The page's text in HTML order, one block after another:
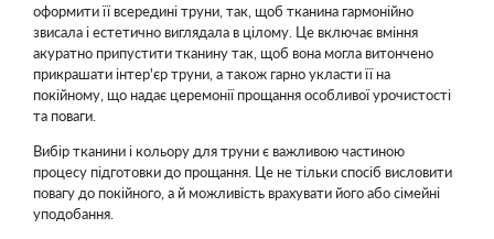
оформити її всередині труни, так, щоб тканина гармонійно
звисала і естетично виглядала в цілому. Це включає вміння
акуратно припустити тканину так, щоб вона могла витончено
прикрашати інтер'єр труни, а також гарно укласти її на
покійному, що надає церемонії прощання особливої урочистості
та поваги.
Вибір тканини і кольору для труни є важливою частиною
процесу підготовки до прощання. Це не тільки спосіб висловити
повагу до покійного, а й можливість врахувати його або сімейні
уподобання.